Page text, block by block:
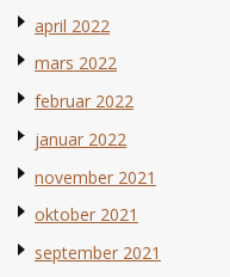
april 2022
mars 2022
februar 2022
januar 2022
november 2021
oktober 2021
september 2021